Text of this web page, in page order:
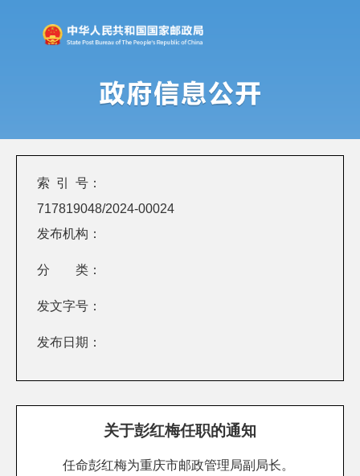
索 引 号：
717819048/2024-00024
发布机构：
分 类：
发文字号：
发布日期：
关于彭红梅任职的通知
任命彭红梅为重庆市邮政管理局副局长。